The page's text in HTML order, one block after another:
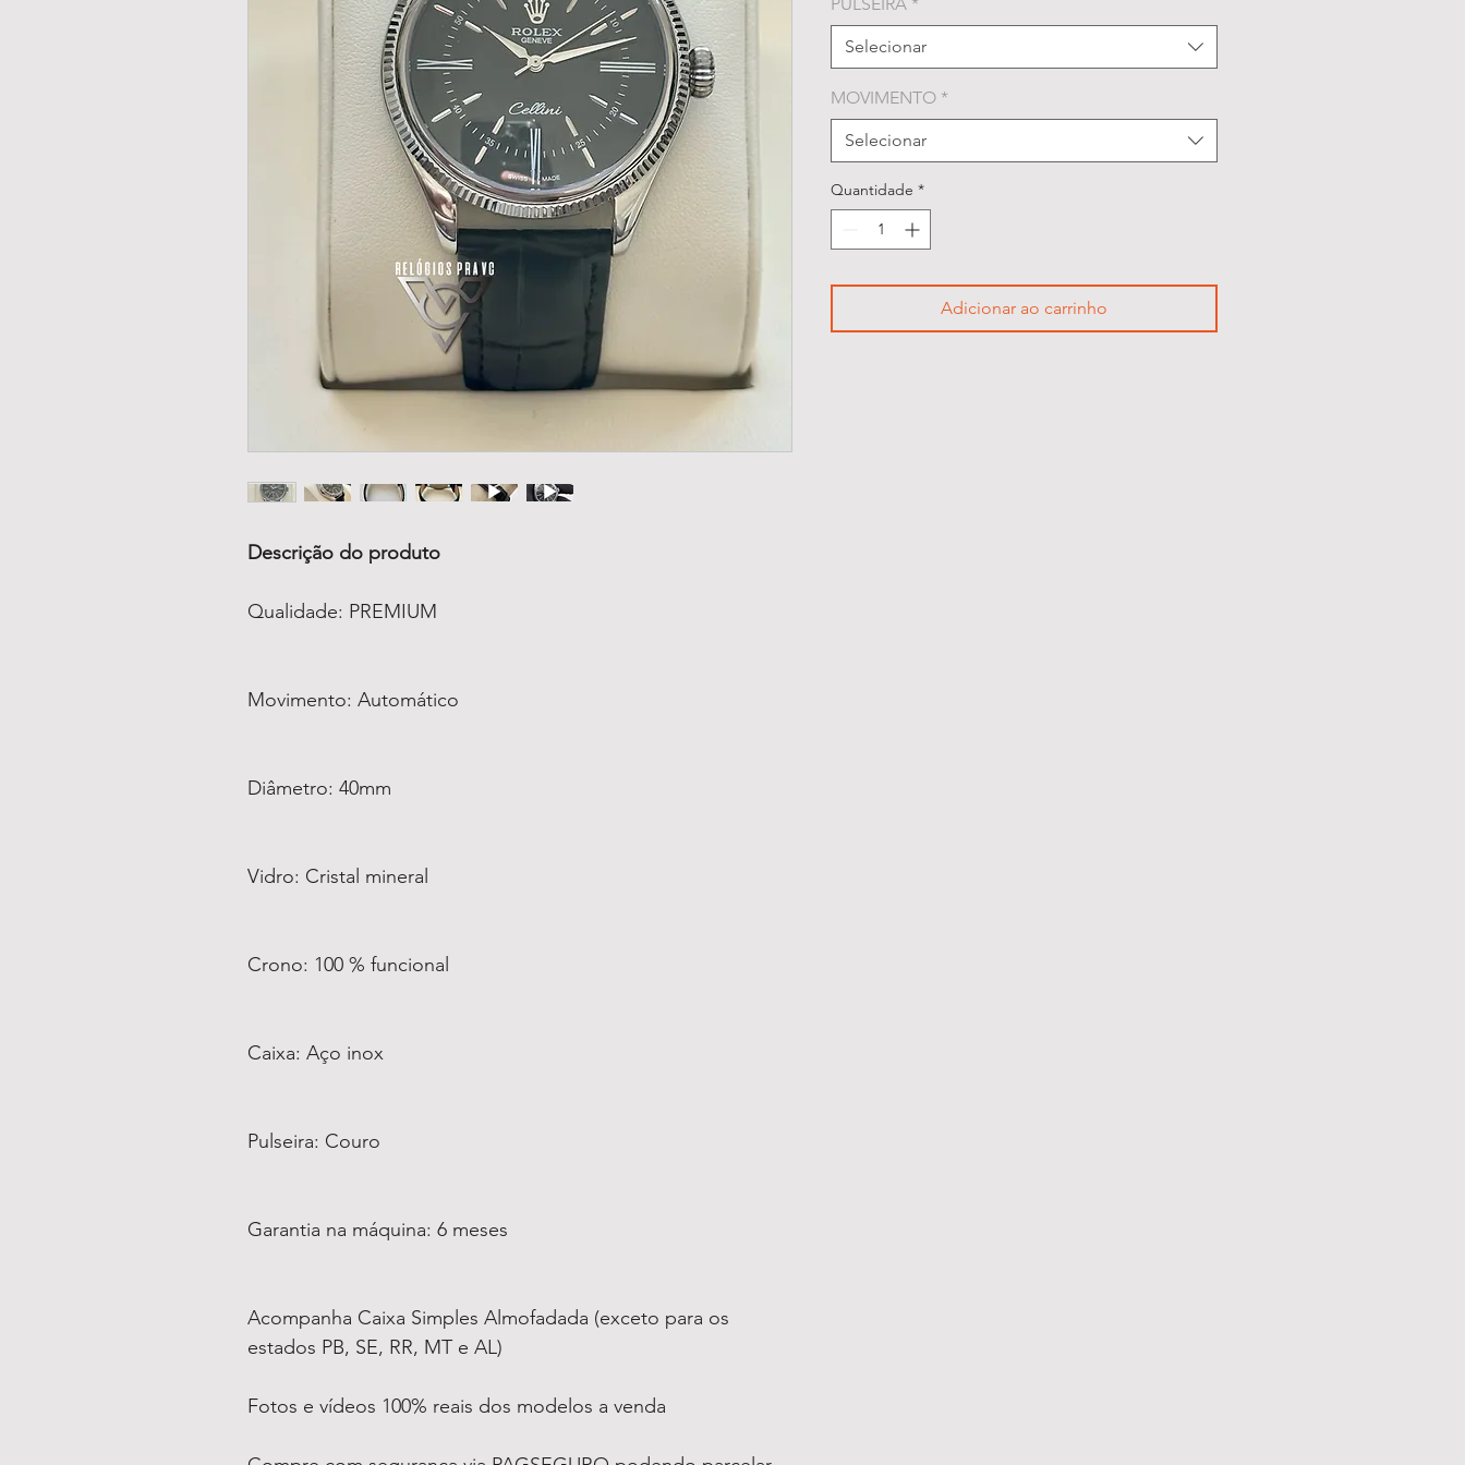
Descrição do produto
Qualidade: PREMIUM
Movimento: Automático
Diâmetro: 40mm
Vidro: Cristal mineral
Crono: 100 % funcional
Caixa: Aço inox
Pulseira: Couro
Garantia na máquina: 6 meses
Acompanha Caixa Simples Almofadada (exceto para os
estados PB, SE, RR, MT e AL)
Fotos e vídeos 100% reais dos modelos a venda
Selecionar
MOVIMENTO *
Selecionar
Quantidade *
Adicionar ao carrinho